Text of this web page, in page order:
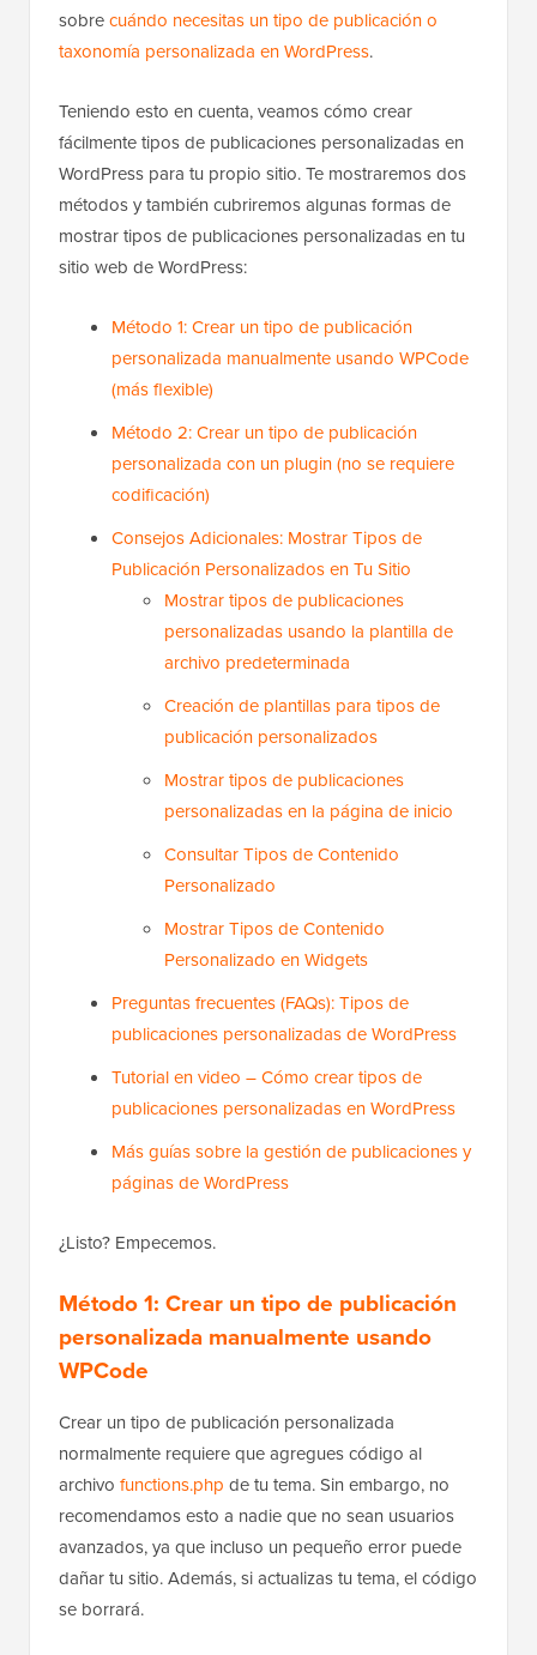
sobrecuándo necesitas un tipo de publicación o
taxonomía personalizada en WordPress.
Teniendo esto en cuenta, veamos cómo crear
fácilmente tipos de publicaciones personalizadas en
WordPress para tu propio sitio. Te mostraremos dos
métodos y también cubriremos algunas formas de
mostrar tipos de publicaciones personalizadas en tu
sitio web de WordPress:
Método 1: Crear un tipo de publicación
personalizada manualmente usando WPCode
(más flexible)
Método 2: Crear un tipo de publicación
personalizada con un plugin (no se requiere
codificación)
Consejos Adicionales: Mostrar Tipos de
Publicación Personalizados en Tu Sitio
Mostrar tipos de publicaciones
personalizadas usando la plantilla de
archivo predeterminada
Creación de plantillas para tipos de
publicación personalizados
Mostrar tipos de publicaciones
personalizadas en la página de inicio
Consultar Tipos de Contenido
Personalizado
Mostrar Tipos de Contenido
Personalizado en Widgets
Preguntas frecuentes (FAQs): Tipos de
publicaciones personalizadas de WordPress
Tutorial en video – Cómo crear tipos de
publicaciones personalizadas en WordPress
Más guías sobre la gestión de publicaciones y
páginas de WordPress
¿Listo? Empecemos.
Método 1: Crear un tipo de publicación
personalizada manualmente usando
WPCode
Crear un tipo de publicación personalizada
normalmente requiere que agregues código al
archivo functions.php de tu tema. Sin embargo, no
recomendamos esto a nadie que no sean usuarios
avanzados, ya que incluso un pequeño error puede
dañar tu sitio. Además, si actualizas tu tema, el código
se borrará.